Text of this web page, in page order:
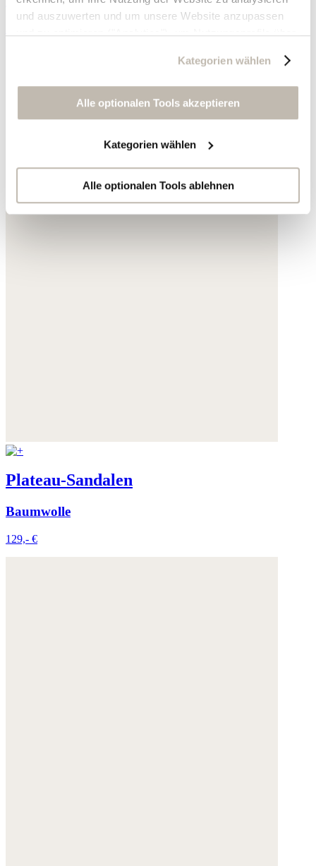
und auszuwerten und um unsere Website anzupassen
und zu optimieren ("Analytics"), um Nutzungsprofile über
zu erstellen, um personalisierte Werbung auszuliefern,
um Sie auf anderen Websites wiederzuerkennen und um
Sie erneut mit Werbung anzusprechen sowie um unsere
Werbekampagnen auszuwerten ("Marketing").
Ihre Daten werden mit Dienstanbietern geteilt, die wir in
der Datenschutzerklärung genauer auflisten oder wenn
Sie auf "Kategorien wählen" klicken.
Kategorien wählen
Alle optionalen Tools akzeptieren
Kategorien wählen
Alle optionalen Tools ablehnen
Plateau-Sandalen
Baumwolle
129,- €